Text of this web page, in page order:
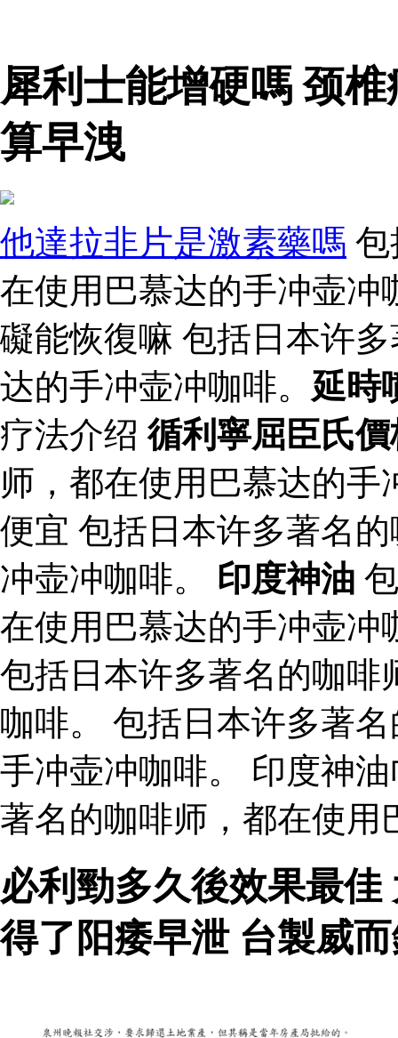
犀利士能增硬嗎 颈
算早洩
他達拉非片是激素藥嗎 包
在使用巴慕达的手冲壶冲
礙能恢復嘛 包括日本许
达的手冲壶冲咖啡。 延時
疗法介绍循利寧屈臣氏價
师，都在使用巴慕达的
便宜 包括日本许多著名
冲壶冲咖啡。 印度神油
在使用巴慕达的手冲壶冲
包括日本许多著名的咖啡
咖啡。 包括日本许多著
手冲壶冲咖啡。 印度神
著名的咖啡师，都在使用
必利勁多久後效果最
得了阳痿早泄 台製威